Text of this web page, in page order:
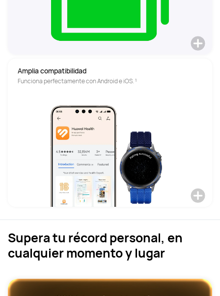
Amplia compatibilidad
Funciona perfectamente con Android e iOS. ¹
Supera tu récord personal, en
cualquier momento y lugar